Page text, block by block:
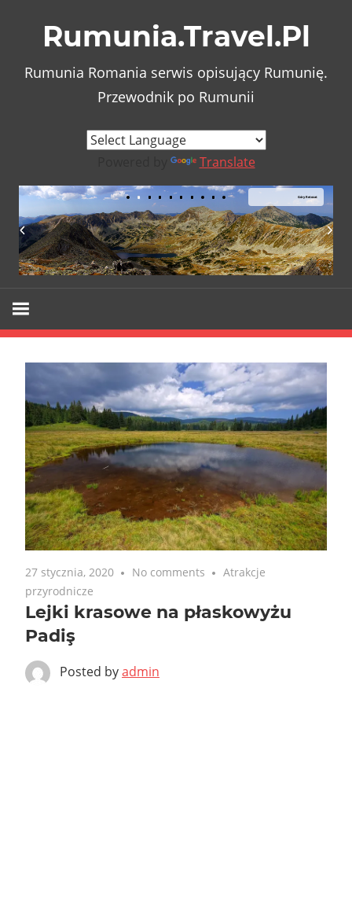
Rumunia.Travel.Pl
Rumunia Romania serwis opisujący Rumunię.
Przewodnik po Rumunii
Translate
Góry Retezat
27 stycznia, 2020 No comments
Atrakcje
przyrodnicze
Lejki krasowe na płaskowyżu
Padiş
Posted byadmin